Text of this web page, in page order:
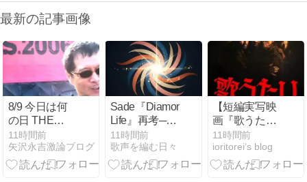
最新の記事画像
8/9 今日は何
の日 THE
TRUTH /
Brother!
11時間前
矢沢永吉激論ブログ
Sade『Diamond
Life』再考──
余白の声が今
なお響く理由
11時間前
歌声を編む日々
【短編実写映
画『歌うた
い』(原題：
The
Singers)】自
11時間前
ioritorei’s blog